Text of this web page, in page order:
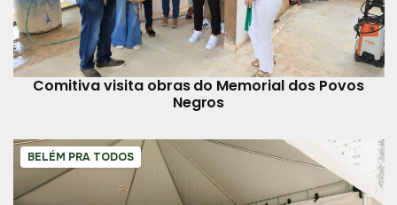
Comitiva visita obras do Memorial dos Povos
Negros
BELÉM PRA TODOS